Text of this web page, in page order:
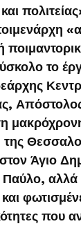
το
Απόστολος
Άγιο
αλλά
που